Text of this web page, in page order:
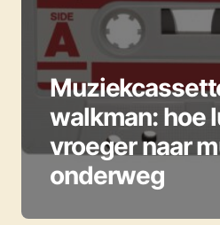
walkman: hoe
vroeger naar
onderweg